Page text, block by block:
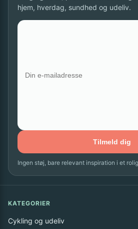
hjem, hverdag, sundhed og udeliv.
Tilmeld dig
Ingen støj, bare relevant inspiration i et
KATEGORIER
Cykling og udeliv